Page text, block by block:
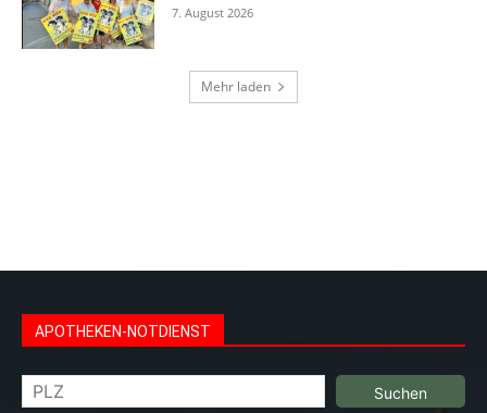
7. August 2026
Mehr laden
APOTHEKEN-NOTDIENST
Suchen